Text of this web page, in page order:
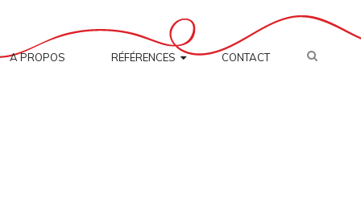
A PROPOS RÉFÉRENCES CONTACT